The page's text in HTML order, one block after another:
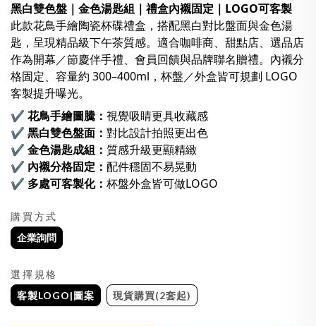
黑白雙色盤｜金色湯匙組｜禮盒內襯固定｜LOGO可客製
此款花鳥手繪陶瓷杯碟禮盒，搭配黑白對比盤面與金色湯
匙，呈現精品級下午茶質感。適合咖啡商、甜點店、選品店
作為開幕／節慶伴手禮、會員回饋與品牌聯名贈禮。內襯分
格固定、容量約 300–400ml，杯盤／外盒皆可規劃 LOGO
客製提升曝光。
✔ 花鳥手繪圖騰： 視覺吸睛更具收藏感
✔ 黑白雙色盤面： 對比設計拍照更出色
✔ 金色湯匙成組： 質感升級更顯精緻
✔ 內襯分格固定： 配件穩固不易晃動
✔ 多處可客製化： 杯盤外盒皆可做LOGO
購買方式
企業詢問
選擇規格
客製LOGO|圖案 現貨購買(2套起)